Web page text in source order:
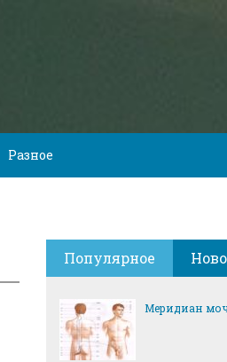
Разное
Популярное
Меридиан